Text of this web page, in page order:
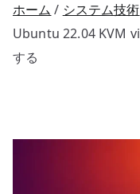
ホーム システム技術
Ubuntu 22.04 KVM
する